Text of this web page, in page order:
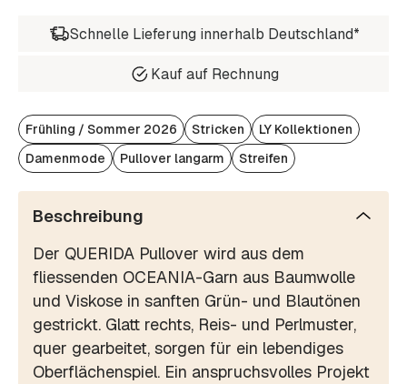
Schnelle Lieferung innerhalb Deutschland*
Kauf auf Rechnung
Frühling / Sommer 2026 Stricken
LY Kollektionen
Damenmode
Pullover langarm Streifen
Beschreibung
Der QUERIDA Pullover wird aus dem
fliessenden OCEANIA-Garn aus Baumwolle
und Viskose in sanften Grün- und Blautönen
gestrickt. Glatt rechts, Reis- und Perlmuster,
quer gearbeitet, sorgen für ein lebendiges
Oberflächenspiel. Ein anspruchsvolles Projekt